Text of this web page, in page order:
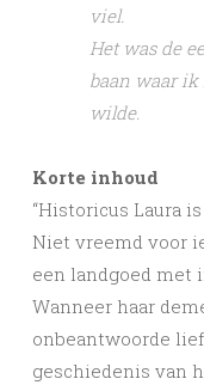
viel.
Het was de
baan waar
wilde.
Korte inhoud
“Historicus Laura
Niet vreemd voor
een landgoed met
Wanneer haar
onbeantwoorde
geschiedenis van